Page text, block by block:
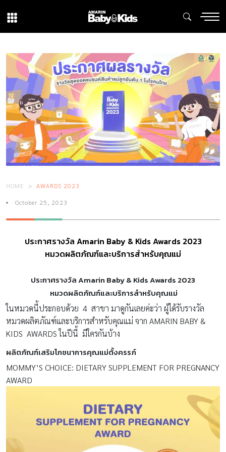
HOME AWARDS 2023
October 25, 2023
ประกาศรางวัล Amarin Baby & Kids Awards 2023
หมวดผลิตภัณฑ์และบริการสำหรับคุณแม่
ประกาศรางวัล Amarin Baby & Kids Awards 2023
หมวดผลิตภัณฑ์และบริการสำหรับคุณแม่
ในหมวดนี้ประกอบด้วย 4 สาขา มาดูกันเลยค่ะว่า ผู้ได้รับรางวัล
หมวดผลิตภัณฑ์และบริการสำหรับคุณแม่ จาก AMARIN BABY &
KIDS AWARDS ในปีนี้ มีใครกันบ้าง
ผลิตภัณฑ์เสริมโภชนาการคุณแม่ตั้งครรภ์
MOMMY’S CHOICE: DIETARY SUPPLEMENT FOR PREGNANCY
AWARD